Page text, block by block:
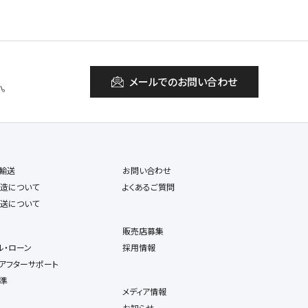
メールでのお問い合わせ
送
について
について
・ローン
フターサポート
お問い合わせ
よくあるご質問
販売店募集
採用情報
メディア情報